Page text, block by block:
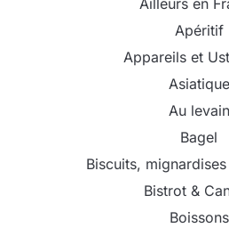
Ailleurs en
Apéritif
Appareils et
Asiatique
Au levain
Bagel
Biscuits,
Bistrot &
Boissons